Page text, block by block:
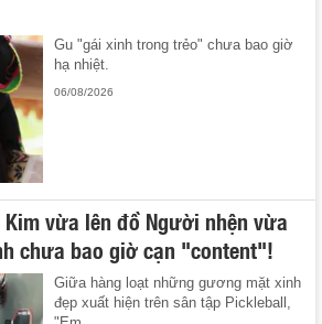
Gu "gái xinh trong trẻo" chưa bao giờ
hạ nhiệt.
06/08/2026
vừa lên đồ Người nhện vừa
chưa bao giờ cạn "content"!
Giữa hàng loạt những gương mặt xinh
đẹp xuất hiện trên sân tập Pickleball,